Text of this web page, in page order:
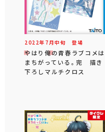
2022年 7 月中旬 登場
やはり俺の青春ラブコメは
まちがっている。完 描き
下ろしマルチクロス